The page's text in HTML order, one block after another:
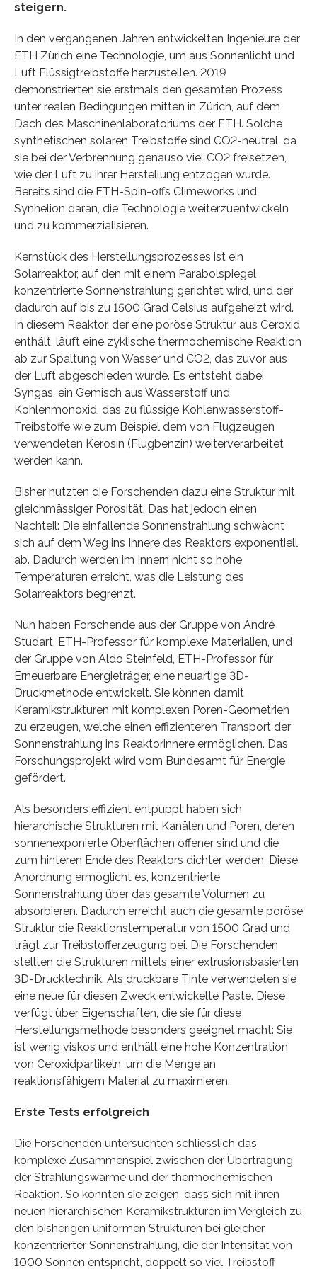
steigern.
In den vergangenen Jahren entwickelten Ingenieure der
ETH Zürich eine Technologie, um aus Sonnenlicht und
Luft Flüssigtreibstoffe herzustellen. 2019
demonstrierten sie erstmals den gesamten Prozess
unter realen Bedingungen mitten in Zürich, auf dem
Dach des Maschinenlaboratoriums der ETH. Solche
synthetischen solaren Treibstoffe sind CO2-​neutral, da
sie bei der Verbrennung genauso viel CO2 freisetzen,
wie der Luft zu ihrer Herstellung entzogen wurde.
Bereits sind die ETH-​Spin-offs Climeworks und
Synhelion daran, die Technologie weiterzuentwickeln
und zu kommerzialisieren.
Kernstück des Herstellungsprozesses ist ein
Solarreaktor, auf den mit einem Parabolspiegel
konzentrierte Sonnenstrahlung gerichtet wird, und der
dadurch auf bis zu 1500 Grad Celsius aufgeheizt wird.
In diesem Reaktor, der eine poröse Struktur aus Ceroxid
enthält, läuft eine zyklische thermochemische Reaktion
ab zur Spaltung von Wasser und CO2, das zuvor aus
der Luft abgeschieden wurde. Es entsteht dabei
Syngas, ein Gemisch aus Wasserstoff und
Kohlenmonoxid, das zu flüssige Kohlenwasserstoff-​
Treibstoffe wie zum Beispiel dem von Flugzeugen
verwendeten Kerosin (Flugbenzin) weiterverarbeitet
werden kann.
Bisher nutzten die Forschenden dazu eine Struktur mit
gleichmässiger Porosität. Das hat jedoch einen
Nachteil: Die einfallende Sonnenstrahlung schwächt
sich auf dem Weg ins Innere des Reaktors exponentiell
ab. Dadurch werden im Innern nicht so hohe
Temperaturen erreicht, was die Leistung des
Solarreaktors begrenzt.
Nun haben Forschende aus der Gruppe von André
Studart, ETH-​Professor für komplexe Materialien, und
der Gruppe von Aldo Steinfeld, ETH-​Professor für
Erneuerbare Energieträger, eine neuartige 3D-​
Druckmethode entwickelt. Sie können damit
Keramikstrukturen mit komplexen Poren-​Geometrien
zu erzeugen, welche einen effizienteren Transport der
Sonnenstrahlung ins Reaktorinnere ermöglichen. Das
Forschungsprojekt wird vom Bundesamt für Energie
gefördert.
Als besonders effizient entpuppt haben sich
hierarchische Strukturen mit Kanälen und Poren, deren
sonnenexponierte Oberflächen offener sind und die
zum hinteren Ende des Reaktors dichter werden. Diese
Anordnung ermöglicht es, konzentrierte
Sonnenstrahlung über das gesamte Volumen zu
absorbieren. Dadurch erreicht auch die gesamte poröse
Struktur die Reaktionstemperatur von 1500 Grad und
trägt zur Treibstofferzeugung bei. Die Forschenden
stellten die Strukturen mittels einer extrusionsbasierten
3D-​Drucktechnik. Als druckbare Tinte verwendeten sie
eine neue für diesen Zweck entwickelte Paste. Diese
verfügt über Eigenschaften, die sie für diese
Herstellungsmethode besonders geeignet macht: Sie
ist wenig viskos und enthält eine hohe Konzentration
von Ceroxidpartikeln, um die Menge an
reaktionsfähigem Material zu maximieren.
Erste Tests erfolgreich
Die Forschenden untersuchten schliesslich das
komplexe Zusammenspiel zwischen der Übertragung
der Strahlungswärme und der thermochemischen
Reaktion. So konnten sie zeigen, dass sich mit ihren
neuen hierarchischen Keramikstrukturen im Vergleich zu
den bisherigen uniformen Strukturen bei gleicher
konzentrierter Sonnenstrahlung, die der Intensität von
1000 Sonnen entspricht, doppelt so viel Treibstoff